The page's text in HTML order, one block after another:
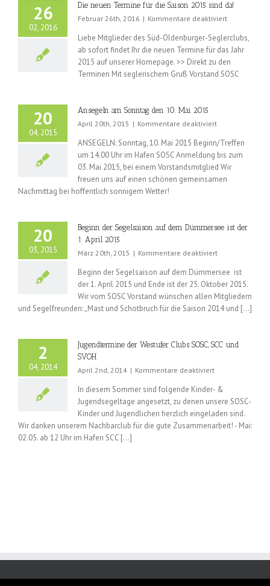
März
2016
26
02, 2016
Die neuen Termine für die Saison 2015 sind da!
Februar 26th, 2016 | Kommentare deaktiviertfür
neuen
Termine
für
die
Liebe Mitglieder des Süd-Oldenburger-Seglerclubs,
ab sofort findet Ihr die neuen Termine für das Jahr
2015 auf unserer Homepage. >> Direkt zu den
Terminen Mit seglerischem Gruß Vorstand SOSC
20
04, 2015
Ansegeln am Sonntag den 10. Mai 2015
April 20th, 2015 | Kommentare deaktiviertfür
am
Sonntag
den
10.
ANSEGELN: Sonntag, 10. Mai 2015 Beginn/Treffen
um 14.00 Uhr im Hafen SOSC Anmeldung bis zum
03. Mai 2015, bei einem Vorstandsmitglied Wir
freuen uns auf einen schönen gemeinsamen
Nachmittag bei hoffentlich sonnigem Wetter!
20
03, 2015
Beginn der Segelsaison auf dem Dümmersee ist der
1. April 2015
März 20th, 2015 | Kommentare deaktiviertfür
der
Segelsaison
auf
dem
der
1.
Beginn der Segelsaison auf dem Dümmersee ist
der 1. April 2015 und Ende ist der 25. Oktober 2015.
Wir vom SOSC Vorstand wünschen allen Mitgliedern
und Segelfreunden: „Mast und Schotbruch für die Saison 2014 und [...]
2
04, 2014
Jugendtermine der Westufer Clubs SOSC, SCC und
SVOH
April 2nd, 2014 | Kommentare deaktiviertfür
der
Westufer
Clubs
SOSC,
In diesem Sommer sind folgende Kinder- &
Jugendsegeltage angesetzt, zu denen unsere SOSC-
Kinder und Jugendlichen herzlich eingeladen sind.
Wir danken unserem Nachbarclub für die gute Zusammenarbeit! - Mai:
02.05. ab 12 Uhr im Hafen SCC [...]